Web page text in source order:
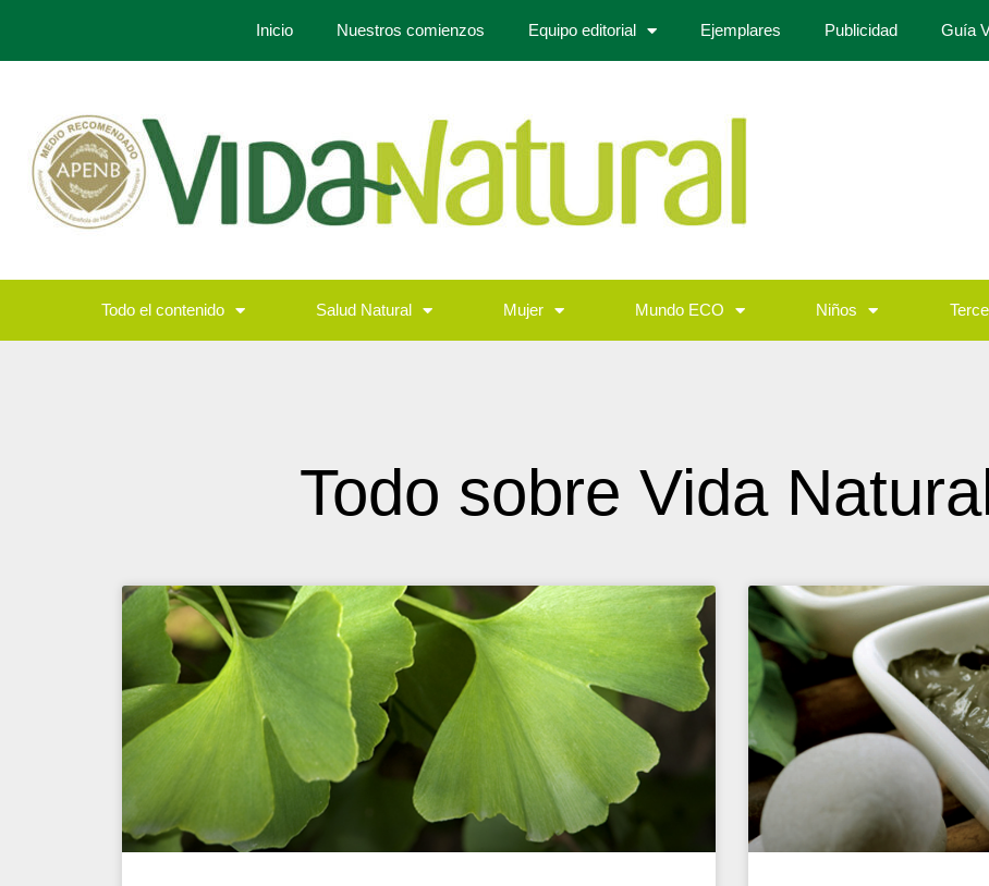
Inicio Nuestros comienzos Equipo editorial Ejemplares Publicidad Guía
Todo el contenido Salud Natural Mujer Mundo ECO Niños
Todo sobre Vida